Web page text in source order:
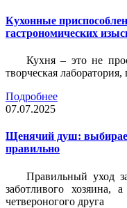
Кухонные
гастрономических
Кухня – это не
творческая
Подробнее
07.07.2025
Щенячий душ:
правильно
Правильный уход
заботливого хозяина,
четвероногого друга